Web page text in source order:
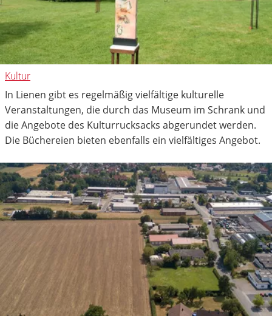
Kultur
In Lienen gibt es regelmäßig vielfältige kulturelle
Veranstaltungen, die durch das Museum im Schrank und
die Angebote des Kulturrucksacks abgerundet werden.
Die Büchereien bieten ebenfalls ein vielfältiges Angebot.